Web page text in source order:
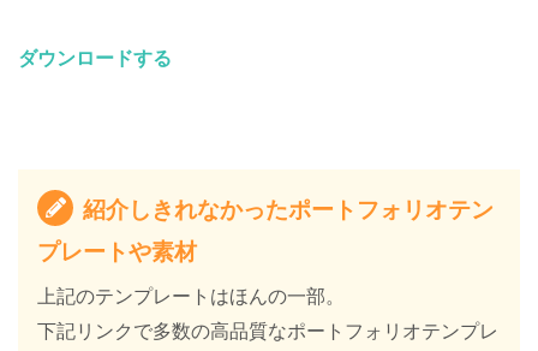
ダウンロードする
紹介しきれなかったポートフォリオテン
プレートや素材
上記のテンプレートはほんの一部。
下記リンクで多数の高品質なポートフォリオテンプレ